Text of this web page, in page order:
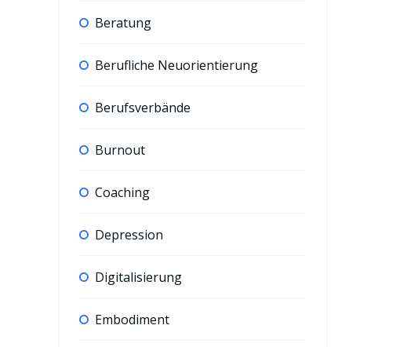
Beratung
Berufliche Neuorientierung
Berufsverbände
Burnout
Coaching
Depression
Digitalisierung
Embodiment